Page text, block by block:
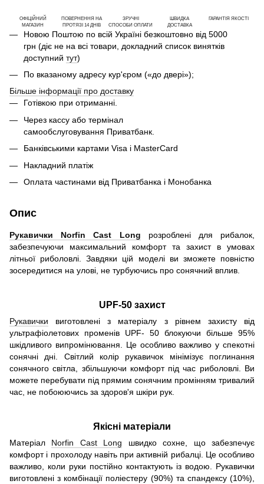
ОФІЦІЙНИЙ
МАГАЗИН
ПОВЕРНЕННЯ НА
ПРОТЯЗІ 14 ДНІВ
ЗРУЧНІ
СПОСОБИ ОПЛАТИ
ШВИДКА
ДОСТАВКА
ГАРАНТІЯ ЯКОСТІ
Новою Поштою по всій Україні безкоштовно від 5000
грн (діє не на всі товари, докладний список винятків
доступний тут)
По вказаному адресу кур'єром («до двері»);
Більше інформації про доставку
Готівкою при отриманні.
Через кассу або термінал
самообслуговування Приватбанк.
Банківськими картами Visa і MasterCard
Накладний платіж
Оплата частинами від Приватбанка і Монобанка
Опис
Рукавички Norfin Cast Long розроблені для рибалок,
забезпечуючи максимальний комфорт та захист в умовах
літньої риболовлі. Завдяки цій моделі ви зможете повністю
зосередитися на улові, не турбуючись про сонячний вплив.
UPF-50 захист
Рукавички виготовлені з матеріалу з рівнем захисту від
ультрафіолетових променів UPF- 50 блокуючи більше 95%
шкідливого випромінювання. Це особливо важливо у спекотні
сонячні дні. Світлий колір рукавичок мінімізує поглинання
сонячного світла, збільшуючи комфорт під час риболовлі. Ви
можете перебувати під прямим сонячним промінням тривалий
час, не побоюючись за здоров'я шкіри рук.
Якісні матеріали
Матеріал Norfin Cast Long швидко сохне, що забезпечує
комфорт і прохолоду навіть при активній рибалці. Це особливо
важливо, коли руки постійно контактують із водою. Рукавички
виготовлені з комбінації поліестеру (90%) та спандексу (10%),